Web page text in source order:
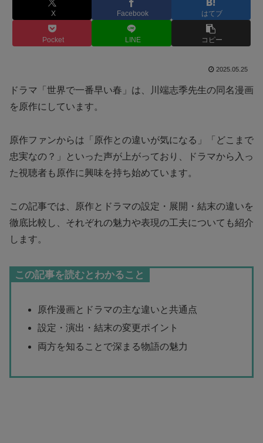
X Facebook はてブ
Pocket LINE コピー
2025.05.25
ドラマ「世界で一番早い春」は、川端志季先生の同名漫画
を原作にしています。
原作ファンからは「原作との違いが気になる」「どこまで
忠実なの？」といった声が上がっており、ドラマから入っ
た視聴者も原作に興味を持ち始めています。
この記事では、原作とドラマの設定・展開・結末の違いを
徹底比較し、それぞれの魅力や表現の工夫についても紹介
します。
この記事を読むとわかること
原作漫画とドラマの主な違いと共通点
設定・演出・結末の変更ポイント
両方を知ることで深まる物語の魅力